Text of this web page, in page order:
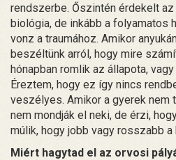
rendszerbe. Őszintén érdekelt
biológia, de inkább a folyamatos
vonz a traumához. Amikor
beszéltünk arról, hogy mire
hónapban romlik az állapota,
Éreztem, hogy ez így nincs
veszélyes. Amikor a gyerek nem
nem mondják el neki, de érzi,
múlik, hogy jobb vagy rosszabb a
Miért hagytad el az orvosi